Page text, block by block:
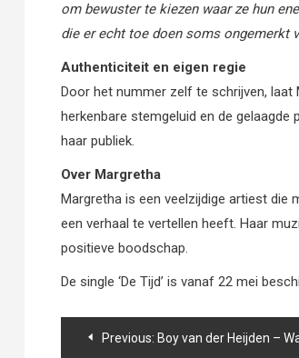
om bewuster te kiezen waar ze hun
die er echt toe doen soms ongemerkt
Authenticiteit en eigen regie
Door het nummer zelf te schrijven,
herkenbare stemgeluid en de gelaagde
haar publiek.
Over Margretha
Margretha is een veelzijdige artiest die
een verhaal te vertellen heeft. Haar
positieve boodschap.
De single ‘De Tijd’ is vanaf 22 mei
Bericht
Previous: Boy van der Heijden – Wat